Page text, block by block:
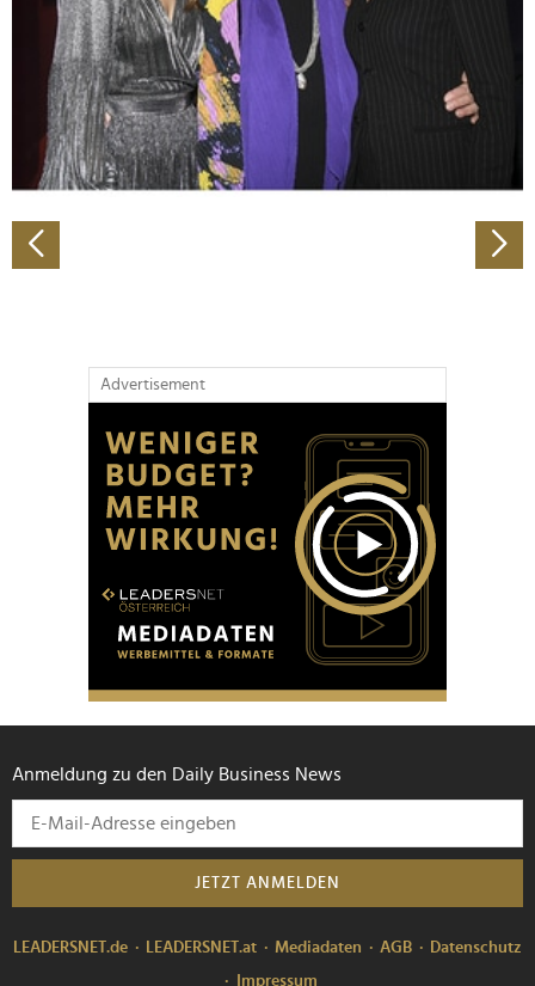
personalisieren, Funktionen für soziale Medien anbieten
zu können und die Zugriffe auf unsere Website zu
analysieren. Außerdem geben wir Informationen zu Ihrer
Verwendung unserer Website an unsere Partner für
soziale Medien, Werbung und Analysen weiter. Unsere
Partner führen diese Informationen möglicherweise mit
weiteren Daten zusammen, die Sie ihnen bereitgestellt
gesammelt haben.
Advertisement
Anmeldung zu den Daily Business News
JETZT ANMELDEN
LEADERSNET.de LEADERSNET.at Mediadaten AGB
Datenschutz
Impressum